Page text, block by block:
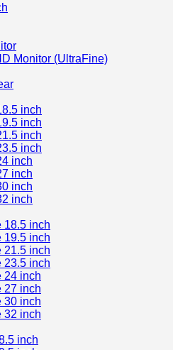
Monitor (UltraFine)
inch
inch
inch
inch
inch
inch
inch
inch
18.5 inch
19.5 inch
21.5 inch
23.5 inch
24 inch
27 inch
30 inch
32 inch
inch